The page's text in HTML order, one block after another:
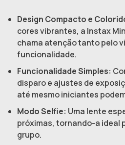
Design Compacto e
cores vibrantes, a Instax
chama atenção tanto pelo
funcionalidade.
Funcionalidade Simples:
disparo e ajustes de
até mesmo iniciantes
Modo Selfie: Uma lente
próximas, tornando-a ideal
grupo.